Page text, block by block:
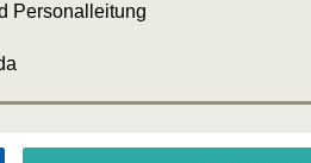
Personalleitung